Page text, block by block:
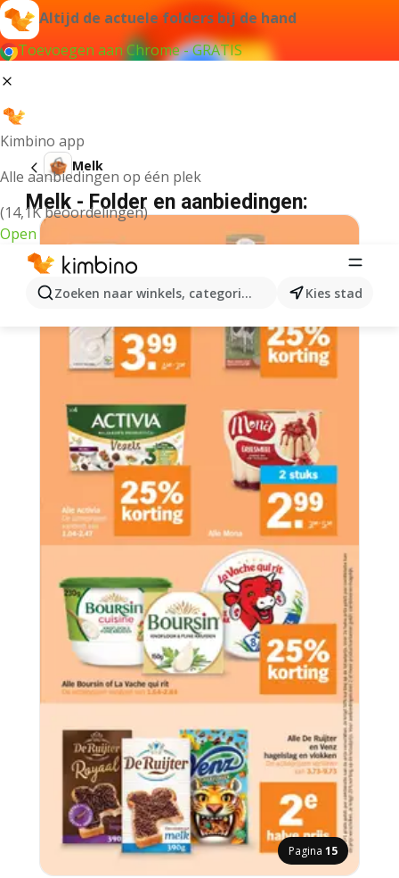
Altijd de actuele folders bij de hand
Toevoegen aan Chrome - GRATIS
Kimbino app
Alle aanbiedingen op één plek
(14,1K beoordelingen)
Open
Zoeken naar winkels, categorieën, producten...
Kies stad
Melk
Melk - Folder en aanbiedingen:
Pagina 15